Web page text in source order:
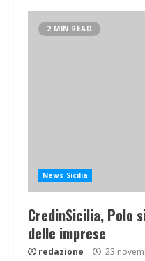
2 MIN READ
News Sicilia
CredinSicilia, Polo
delle imprese
redazione 23